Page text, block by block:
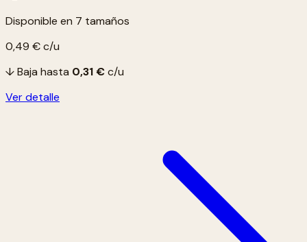
Disponible en 7 tamaños
0,49 €c/u
↓ Baja hasta 0,31 €c/u
Ver detalle